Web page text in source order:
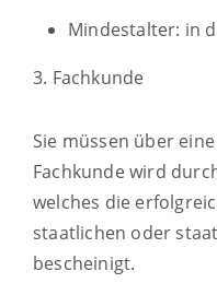
Mindestalter: in
3. Fachkunde
Sie müssen über
Fachkunde wird
welches die
staatlichen oder
bescheinigt.